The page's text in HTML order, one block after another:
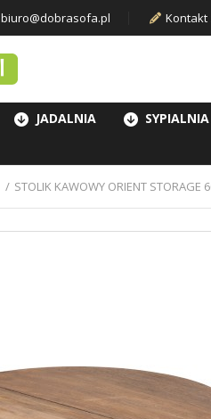
biuro@dobrasofa.pl Kontakt
JADALNIA SYPIALNIA
STOLIK KAWOWY ORIENT STORAGE